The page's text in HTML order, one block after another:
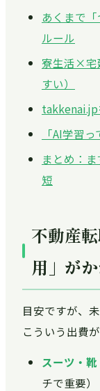
あくまで
ルール
寮生活×宅
すい）
takkenai.jp
「AI学習
まとめ：
短
不動産
用」が
目安ですが、
こういう出費が
スーツ・
チで重要）